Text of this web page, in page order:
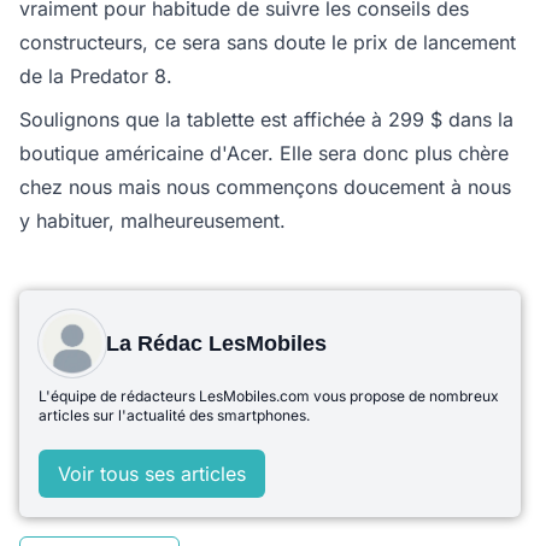
vraiment pour habitude de suivre les conseils des
constructeurs, ce sera sans doute le prix de lancement
de la Predator 8.
Soulignons que la tablette est affichée à 299 $ dans la
boutique américaine d'Acer. Elle sera donc plus chère
chez nous mais nous commençons doucement à nous
y habituer, malheureusement.
La Rédac LesMobiles
L'équipe de rédacteurs LesMobiles.com vous propose de nombreux
articles sur l'actualité des smartphones.
Voir tous ses articles